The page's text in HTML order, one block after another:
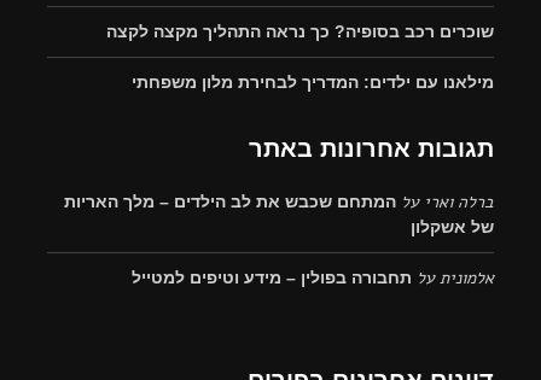
שוכרים רכב בסופיה? כך נראה התהליך מקצה לקצה
מילאנו עם ילדים: המדריך לבחירת מלון משפחתי
תגובות אחרונות באתר
ברלה וארי על המתחם שכבש את לב הילדים – מלך האריות
של אשקלון
אלמוניתעל תחבורה בפולין – מידע וטיפים למטייל